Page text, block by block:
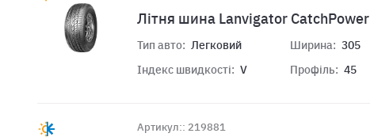
Лiтня шина Lanvigator
Тип авто: Легковий
Індекс швидкості: V
Ширина: 305
Профіль: 45
Артикул:: 219881